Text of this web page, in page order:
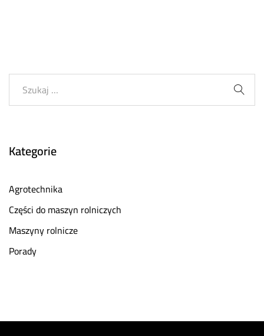
Kategorie
Agrotechnika
Części do maszyn rolniczych
Maszyny rolnicze
Porady